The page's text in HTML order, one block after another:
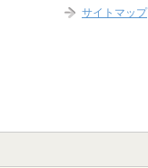
サイトマップ